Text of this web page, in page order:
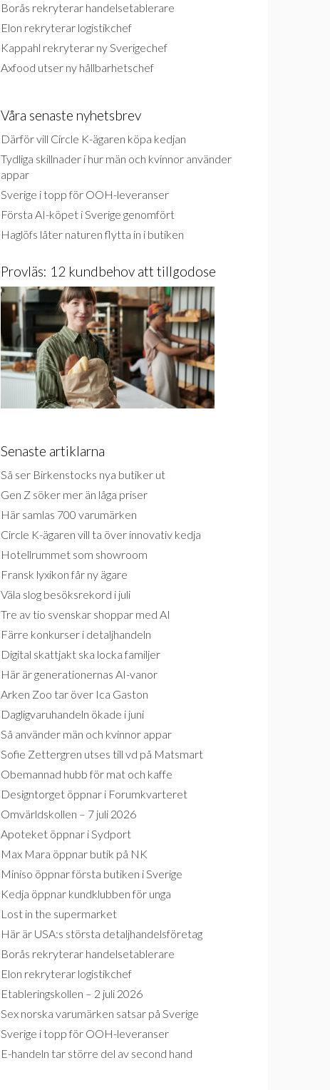
Borås rekryterar handelsetablerare
Elon rekryterar logistikchef
Kappahl rekryterar ny Sverigechef
Axfood utser ny hållbarhetschef
Våra senaste nyhetsbrev
Därför vill Circle K-ägaren köpa kedjan
Tydliga skillnader i hur män och kvinnor använder
appar
Sverige i topp för OOH-leveranser
Första AI-köpet i Sverige genomfört
Haglöfs låter naturen flytta in i butiken
Provläs: 12 kundbehov att tillgodose
Senaste artiklarna
Så ser Birkenstocks nya butiker ut
Gen Z söker mer än låga priser
Här samlas 700 varumärken
Circle K-ägaren vill ta över innovativ kedja
Hotellrummet som showroom
Fransk lyxikon får ny ägare
Väla slog besöksrekord i juli
Tre av tio svenskar shoppar med AI
Färre konkurser i detaljhandeln
Digital skattjakt ska locka familjer
Här är generationernas AI-vanor
Arken Zoo tar över Ica Gaston
Dagligvaruhandeln ökade i juni
Så använder män och kvinnor appar
Sofie Zettergren utses till vd på Matsmart
Obemannad hubb för mat och kaffe
Designtorget öppnar i Forumkvarteret
Omvärldskollen – 7 juli 2026
Apoteket öppnar i Sydport
Max Mara öppnar butik på NK
Miniso öppnar första butiken i Sverige
Kedja öppnar kundklubben för unga
Lost in the supermarket
Här är USA:s största detaljhandelsföretag
Borås rekryterar handelsetablerare
Elon rekryterar logistikchef
Etableringskollen – 2 juli 2026
Sex norska varumärken satsar på Sverige
Sverige i topp för OOH-leveranser
E-handeln tar större del av second hand